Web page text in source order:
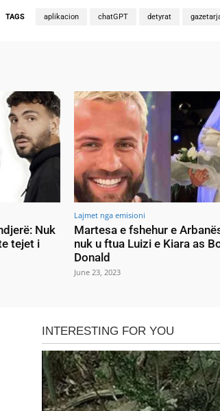
TAGS aplikacion chatGPT detyrat
Nuk
tejet i
Lajmet nga emisioni
Martesa e fshehur e
nuk u ftua Luizi e Kiara as
Donald
June 23, 2023